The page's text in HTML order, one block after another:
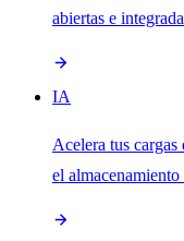
abiertas e
IA
Acelera tus
el